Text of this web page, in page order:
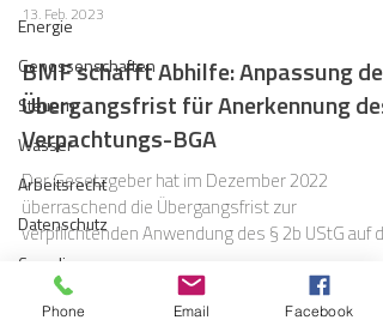
Energie
Genossenschaften
Steuern
Wasser
Arbeitsrecht
Datenschutz
Compliance
Gas
13. Feb. 2023
BMF schafft Abhilfe: Anpassung der
Übergangsfrist für Anerkennung des
Verpachtungs-BGA
Der Gesetzgeber hat im Dezember 2022
überraschend die Übergangsfrist zur
verpflichtenden Anwendung des § 2b UStG auf
1.1.2025 verlängert
Phone Email Facebook